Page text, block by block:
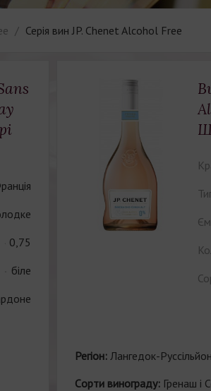
Серія вин JP. Chenet Alcohol Free
0,75
біле
Регіон: Лангедок-
Cорти винограду: Гренаш і